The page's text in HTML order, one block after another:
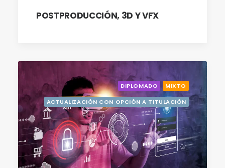
POSTPRODUCCIÓN, 3D Y VFX
DIPLOMADO
MIXTO
ACTUALIZACIÓN CON OPCIÓN A TITULACIÓN